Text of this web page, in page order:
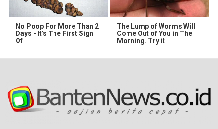
No Poop For More Than 2
Days - It's The First Sign
Of
The Lump of Worms Will
Come Out of You in The
Morning. Try it